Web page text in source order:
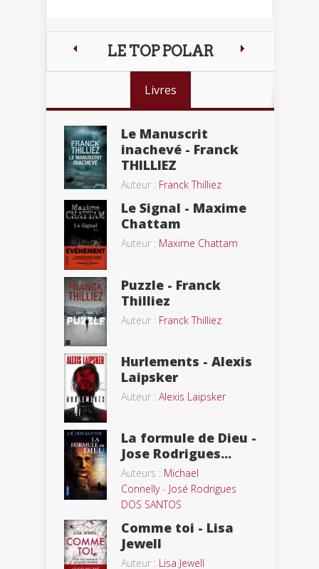
LE TOP POLAR
Livres
Le Manuscrit
inachevé - Franck
THILLIEZ
Auteur : Franck Thilliez
Le Signal - Maxime
Chattam
Auteur : Maxime Chattam
Puzzle - Franck
Thilliez
Auteur : Franck Thilliez
Hurlements - Alexis
Laipsker
Auteur : Alexis Laipsker
La formule de Dieu -
Jose Rodrigues...
Auteurs : Michael
Connelly- José Rodrigues
DOS SANTOS
Comme toi - Lisa
Jewell
Auteur : Lisa Jewell